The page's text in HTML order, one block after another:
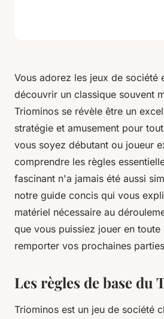
Vous adorez les jeux de société
découvrir un classique souvent
Triominos se révèle être un
stratégie et amusement pour
vous soyez débutant ou joueur
comprendre les règles
fascinant n'a jamais été aussi
notre guide concis qui vous
matériel nécessaire au
que vous puissiez jouer en
remporter vos prochaines
Les règles de base
Triominos est un jeu de société